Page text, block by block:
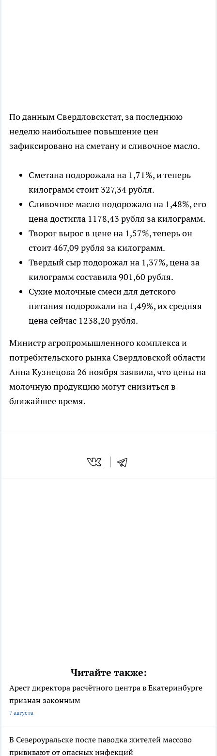
По данным Свердловскстат, за последнюю
неделю наибольшее повышение цен
зафиксировано на сметану и сливочное масло.
Сметана подорожала на 1,71%, и теперь
килограмм стоит 327,34 рубля.
Сливочное масло подорожало на 1,48%, его
цена достигла 1178,43 рубля за килограмм.
Творог вырос в цене на 1,57%, теперь он
стоит 467,09 рубля за килограмм.
Твердый сыр подорожал на 1,37%, цена за
килограмм составила 901,60 рубля.
Сухие молочные смеси для детского
питания подорожали на 1,49%, их средняя
цена сейчас 1238,20 рубля.
Министр агропромышленного комплекса и
потребительского рынка Свердловской области
Анна Кузнецова 26 ноября заявила, что цены на
молочную продукцию могут снизиться в
ближайшее время.
Читайте также:
Арест директора расчётного центра в Екатеринбурге
признан законным
7 августа
В Североуральске после паводка жителей массово
прививают от опасных инфекций